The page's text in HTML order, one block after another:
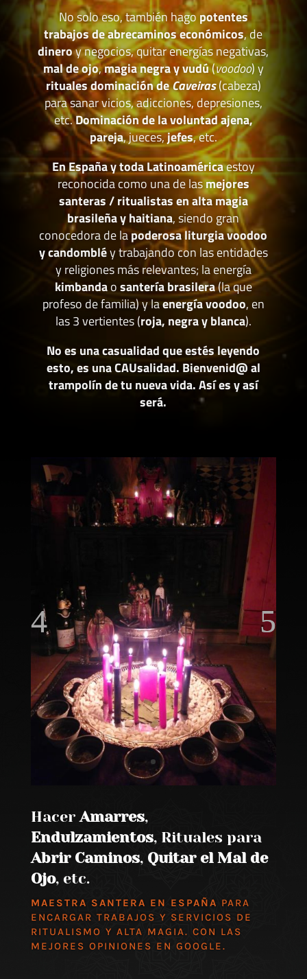
No solo eso, también hagopotentes
trabajos de abrecaminos económicos, de
dineroy negocios, quitar energías negativas,
mal de ojo,magia negra y vudú(voodoo) y
rituales dominación deCaveiras(cabeza)
para sanar vicios, adicciones, depresiones,
etc.Dominación de la voluntad ajena,
pareja, jueces,jefes, etc.
En España y toda Latinoaméricaestoy
reconocida como una de lasmejores
santeras / ritualistas en alta magia
brasileña y haitiana, siendo gran
conocedora de lapoderosa liturgia voodoo
y candombléy trabajando con las entidades
y religiones más relevantes; la energía
kimbandaosantería brasilera(la que
profeso de familia) y laenergía voodoo, en
las 3 vertientes (roja, negra y blanca).
No es una casualidad que estés leyendo
esto, es una CAUsalidad. Bienvenid@ al
trampolín de tu nueva vida. Así es y así
será.
Hacer Amarres,
Endulzamientos, Rituales para
Abrir Caminos, Quitar el Mal de
Ojo, etc.
MAESTRA SANTERA EN ESPAÑA PARA
ENCARGAR TRABAJOS Y SERVICIOS DE
RITUALISMO Y ALTA MAGIA. CON LAS
MEJORES OPINIONES EN GOOGLE.